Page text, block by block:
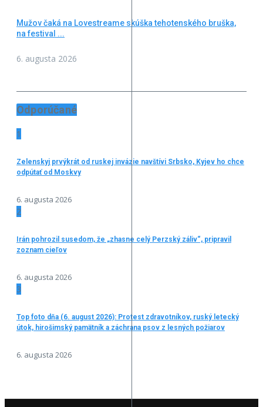
Mužov čaká na Lovestreame skúška tehotenského bruška,
na festival ...
6. augusta 2026
Odporúčané
1
Zelenskyj prvýkrát od ruskej invázie navštívi Srbsko, Kyjev ho chce
odpútať od Moskvy
6. augusta 2026
2
Irán pohrozil susedom, že „zhasne celý Perzský záliv“, pripravil
zoznam cieľov
6. augusta 2026
3
Top foto dňa (6. august 2026): Protest zdravotníkov, ruský letecký
útok, hirošimský pamätník a záchrana psov z lesných požiarov
6. augusta 2026